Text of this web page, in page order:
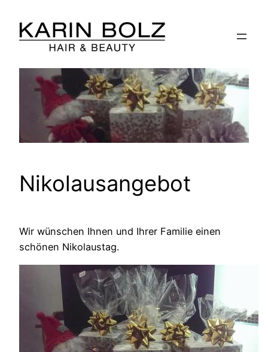
Inhalt
springen
Nikolausangebot
Wir wünschen Ihnen und Ihrer Familie einen
schönen Nikolaustag.